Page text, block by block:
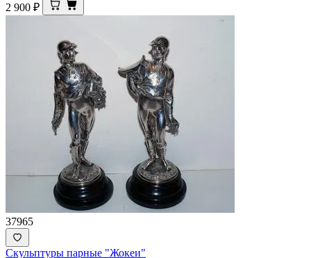
2 900 ₽
37965
Скульптуры парные "Жокеи"